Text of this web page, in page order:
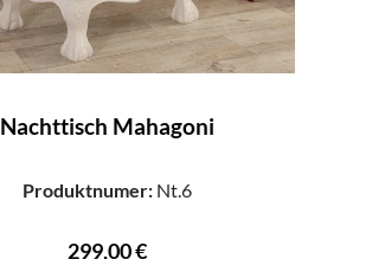
Nachttisch Mahagoni
Produktnumer:Nt.6
299,00 €